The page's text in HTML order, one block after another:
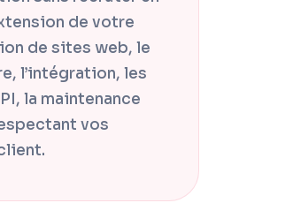
de votre
de sites web, le
l’intégration, les
la maintenance
vos